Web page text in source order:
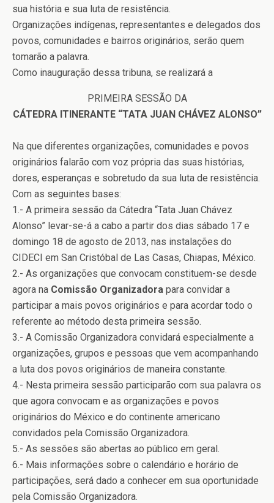
sua história e sua luta de resistência.
Organizações indígenas, representantes e delegados dos
povos, comunidades e bairros originários, serão quem
tomarão a palavra.
Como inauguração dessa tribuna, se realizará a
PRIMEIRA SESSÃO DA
CÁTEDRA ITINERANTE “TATA JUAN CHÁVEZ ALONSO”
Na que diferentes organizações, comunidades e povos
originários falarão com voz própria das suas histórias,
dores, esperanças e sobretudo da sua luta de resistência.
Com as seguintes bases:
1.- A primeira sessão da Cátedra “Tata Juan Chávez
Alonso” levar-se-á a cabo a partir dos dias sábado 17 e
domingo 18 de agosto de 2013, nas instalações do
CIDECI em San Cristóbal de Las Casas, Chiapas, México.
2.- As organizações que convocam constituem-se desde
agora na Comissão Organizadora para convidar a
participar a mais povos originários e para acordar todo o
referente ao método desta primeira sessão.
3.- A Comissão Organizadora convidará especialmente a
organizações, grupos e pessoas que vem acompanhando
a luta dos povos originários de maneira constante.
4.- Nesta primeira sessão participarão com sua palavra os
que agora convocam e as organizações e povos
originários do México e do continente americano
convidados pela Comissão Organizadora.
5.- As sessões são abertas ao público em geral.
6.- Mais informações sobre o calendário e horário de
participações, será dado a conhecer em sua oportunidade
pela Comissão Organizadora.